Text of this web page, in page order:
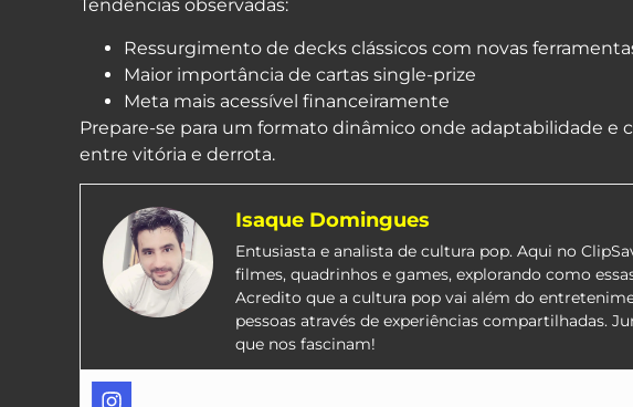
Tendências observadas:
Ressurgimento de decks clássicos com novas
Maior importância de cartas single-prize
Meta mais acessível financeiramente
Prepare-se para um formato dinâmico onde adaptabilidade e
entre vitória e derrota.
Isaque Domingues
Entusiasta e analista de cultura pop. Aqui no
filmes, quadrinhos e games, explorando como
Acredito que a cultura pop vai além do
pessoas através de experiências compartilhadas.
que nos fascinam!